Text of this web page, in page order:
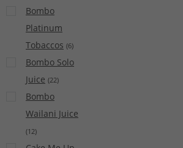
Bombo
Platinum
Tobaccos (6)
Bombo Solo
Juice (22)
Bombo
Wailani Juice
(12)